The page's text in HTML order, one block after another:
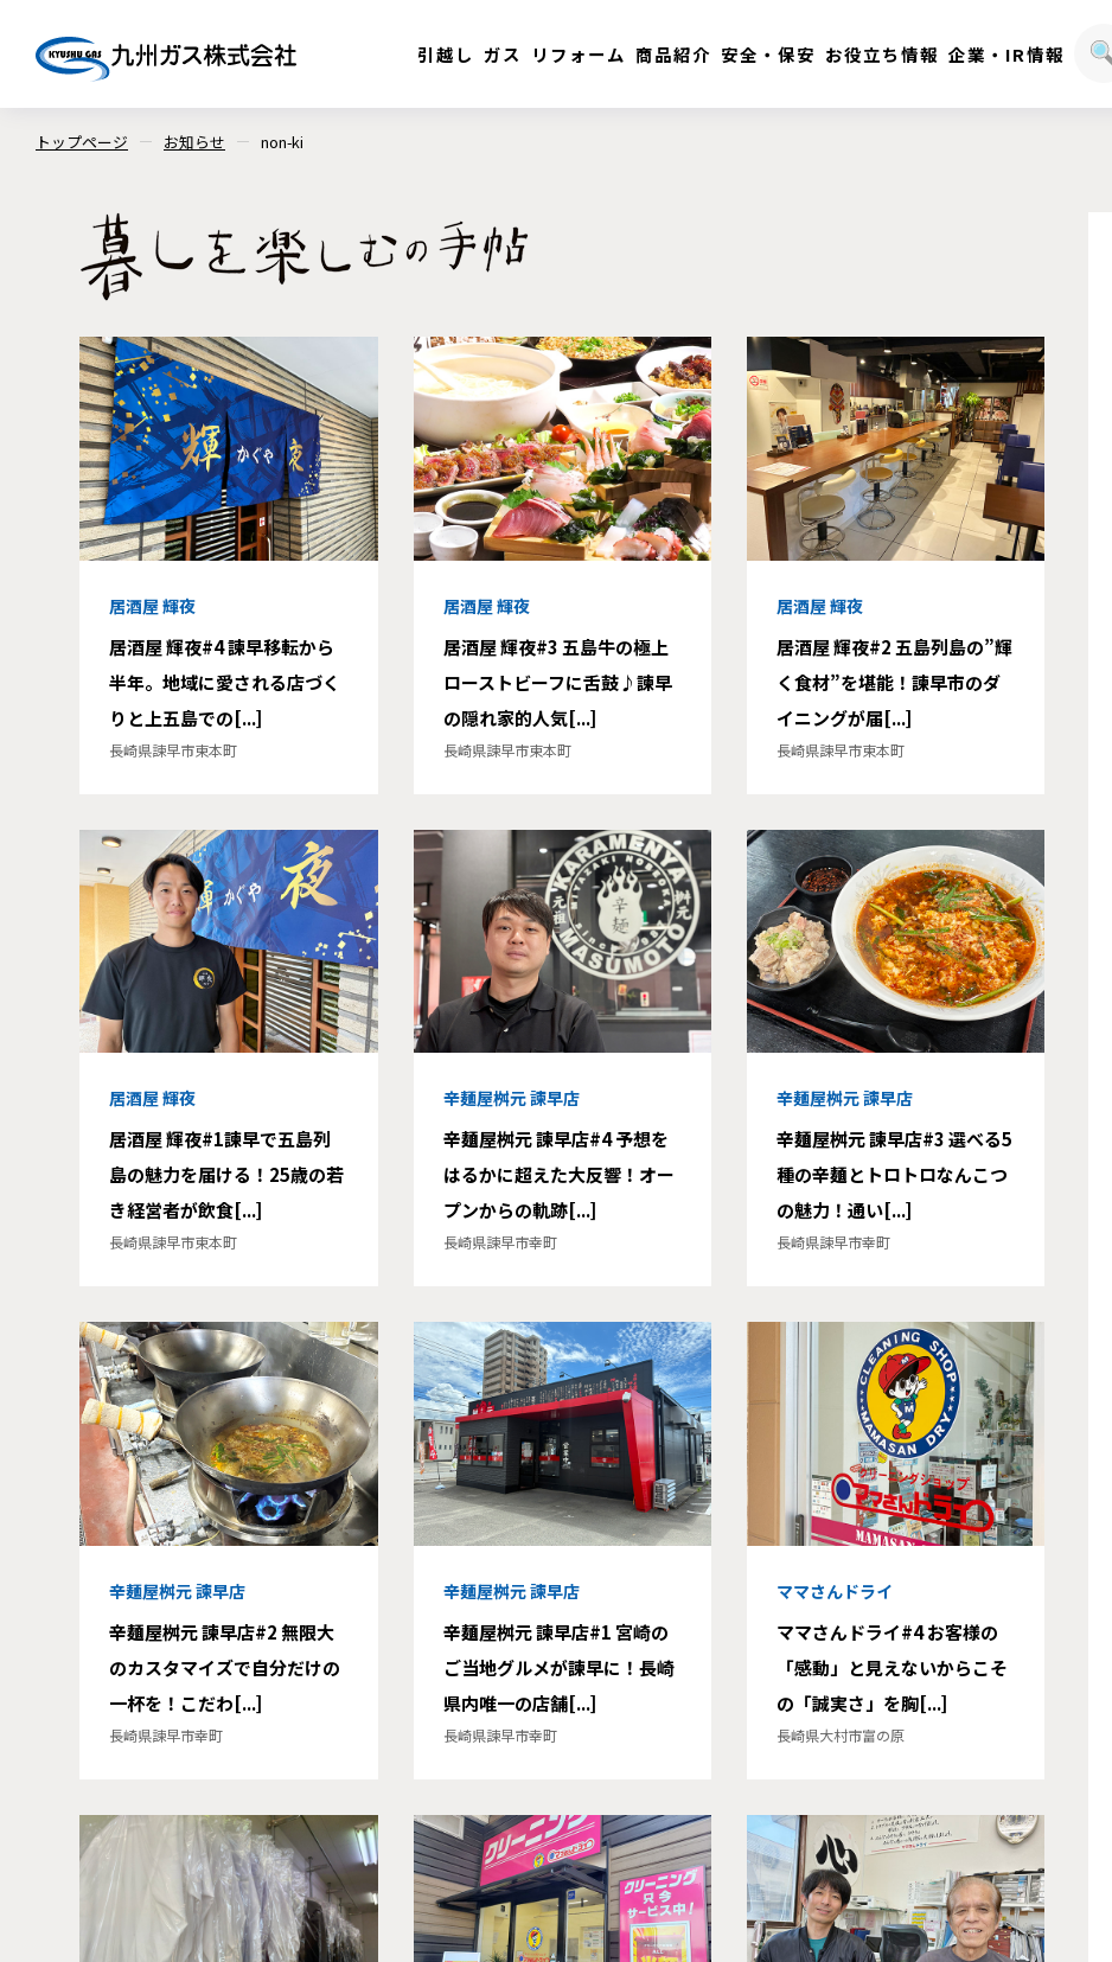
引越し ガス リフォーム 商品紹介 安全・保安 お役立ち情報 企業・IR情報
トップページ お知らせ non-ki
居酒屋 輝夜
居酒屋 輝夜#4 諫早移転から
半年。地域に愛される店づく
りと上五島での[...]
長崎県諫早市東本町
居酒屋 輝夜
居酒屋 輝夜#3 五島牛の極上
ローストビーフに舌鼓♪諫早
の隠れ家的人気[...]
長崎県諫早市東本町
居酒屋 輝夜
居酒屋 輝夜#2 五島列島の”輝
く食材”を堪能！諫早市のダ
イニングが届[...]
長崎県諫早市東本町
居酒屋 輝夜
居酒屋 輝夜#1諫早で五島列
島の魅力を届ける！25歳の若
き経営者が飲食[...]
長崎県諫早市東本町
辛麺屋桝元 諫早店
辛麺屋桝元 諫早店#4 予想を
はるかに超えた大反響！オー
プンからの軌跡[...]
長崎県諫早市幸町
辛麺屋桝元 諫早店
辛麺屋桝元 諫早店#3 選べる5
種の辛麺とトロトロなんこつ
の魅力！通い[...]
長崎県諫早市幸町
辛麺屋桝元 諫早店
辛麺屋桝元 諫早店#2 無限大
のカスタマイズで自分だけの
一杯を！こだわ[...]
長崎県諫早市幸町
辛麺屋桝元 諫早店
辛麺屋桝元 諫早店#1 宮崎の
ご当地グルメが諫早に！長崎
県内唯一の店舗[...]
長崎県諫早市幸町
ママさんドライ
ママさんドライ#4 お客様の
「感動」と見えないからこそ
の「誠実さ」を胸[...]
長崎県大村市富の原